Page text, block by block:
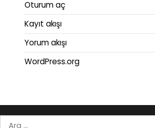
Oturum aç
Kayıt akışı
Yorum akışı
WordPress.org
Arama: